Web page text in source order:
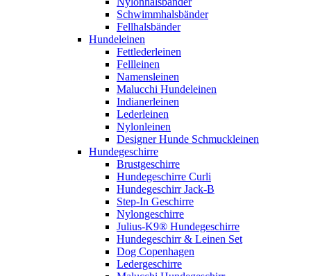
Schwimmhalsbänder
Fellhalsbänder
Hundeleinen
Fettlederleinen
Fellleinen
Namensleinen
Malucchi Hundeleinen
Indianerleinen
Lederleinen
Nylonleinen
Designer Hunde Schmuckleinen
Hundegeschirre
Brustgeschirre
Hundegeschirre Curli
Hundegeschirr Jack-B
Step-In Geschirre
Nylongeschirre
Julius-K9® Hundegeschirre
Hundegeschirr & Leinen Set
Dog Copenhagen
Ledergeschirre